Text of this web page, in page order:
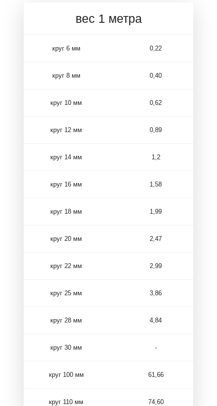
вес 1 метра
круг 6 мм 0,22
круг 8 мм 0,40
круг 10 мм 0,62
круг 12 мм 0,89
круг 14 мм 1,2
круг 16 мм 1,58
круг 18 мм 1,99
круг 20 мм 2,47
круг 22 мм 2,99
круг 25 мм 3,86
круг 28 мм 4,84
круг 30 мм -
круг 100 мм 61,66
круг 110 мм 74,60